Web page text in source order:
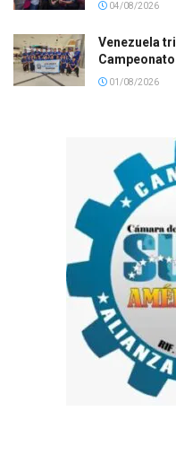
04/08/2026
Venezuela
01/08/2026